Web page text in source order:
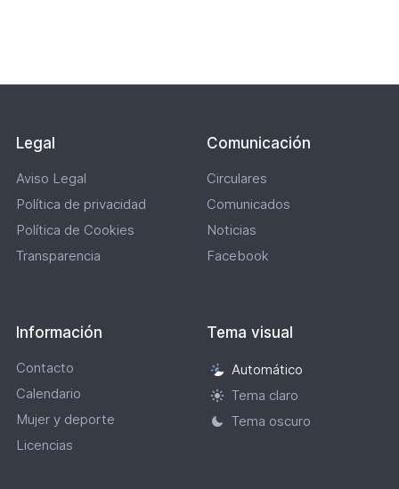
Legal
Aviso Legal
Política de privacidad
Política de Cookies
Transparencia
Comunicación
Circulares
Comunicados
Noticias
Facebook
Información
Contacto
Calendario
Mujer y deporte
Licencias
Tema visual
Selección
de
tema
Automático
Tema claro
Tema oscuro